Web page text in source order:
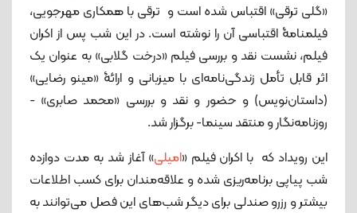
«گلی ترقی» اقتباس شده است و ترقی با همکاری مهرجویی،
فیلمنامۀ اقتباسی آن را نوشته است. در این شب پس از اکران
فیلم، نشست نقد و بررسی فیلم «درخت گلابی» به عنوان یک
اثر قابل تأمل زندگی‌نامه‌ای با میزبانی و ارائۀ «مینو رضایی»
(داستان‌نویس) و حضور و نقد و بررسی «محمد صابری» -
روزنامه‌نگار و منتقد سینما- برگزار شد.
این رویداد که با اکران فیلم «امیلی» آغاز شد به مدت دوازده
شب پیاپی برنامه‌ریزی شده و علاقه‌مندان برای کسب اطلاعات
بیشتر و رزرو صندلی برای دیگر شب‌های این فصل می‌توانند به